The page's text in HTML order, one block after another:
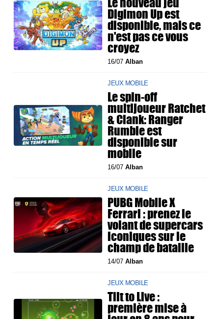
Digimon Up est
disponible, mais ce
n'est pas ce vous
croyez
16/07Alban
JEUX MOBILE
Le spin-off
multijoueur Ratchet
& Clank: Ranger
Rumble est
disponible sur
mobile
16/07Alban
JEUX MOBILE
PUBG Mobile X
Ferrari : prenez le
volant de supercars
iconiques sur le
champ de bataille
14/07Alban
JEUX MOBILE
Tilt to Live :
première mise à